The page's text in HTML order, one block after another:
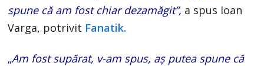
spune că am fost chiar dezamăgit”, a spus Ioan
Varga, potrivit Fanatik.
„Am fost supărat, v-am spus, aș putea spune că